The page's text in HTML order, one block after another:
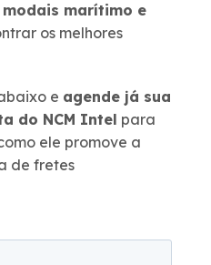
marítimo e
os melhores
e agende já sua
do NCM Intel para
ele promove a
de fretes